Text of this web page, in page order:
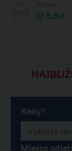
5.5/6
Kedy?
Miesto